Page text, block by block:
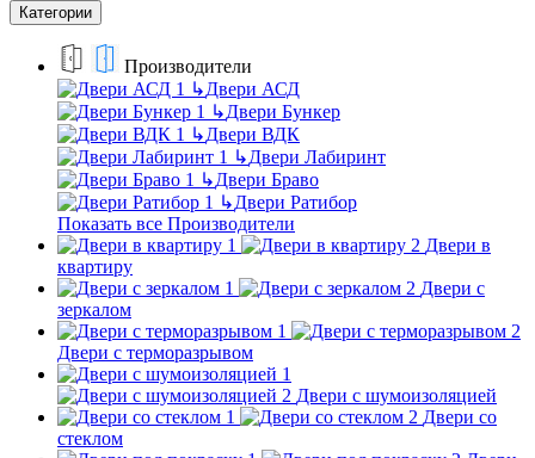
Категории
Производители
↳Двери АСД
↳Двери Бункер
↳Двери ВДК
↳Двери Лабиринт
↳Двери Браво
↳Двери Ратибор
Показать все Производители
Двери в
квартиру
Двери с
зеркалом
Двери с терморазрывом
Двери с шумоизоляцией
Двери со
стеклом